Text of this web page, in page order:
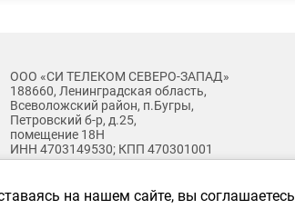
ООО «СИ ТЕЛЕКОМ СЕВЕРО-ЗАПАД»
188660, Ленинградская область,
Всеволожский район, п.Бугры,
Петровский б-р, д.25,
помещение 18Н
ИНН 4703149530; КПП 470301001
на нашем сайте, вы соглашаетесь